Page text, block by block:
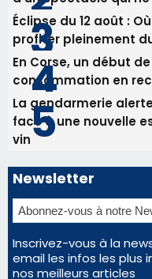
Newsletter
Inscrivez-vous à la
email les infos les plus
nos meilleurs articles
Régie publicitaire
Mentions légales